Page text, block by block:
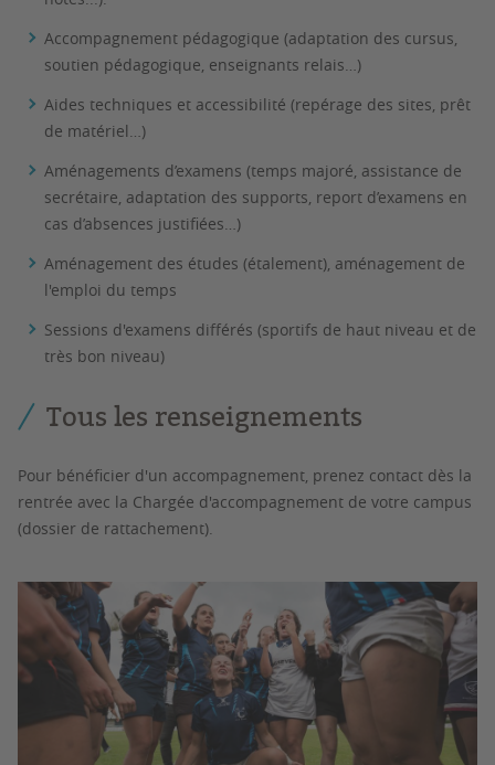
Accompagnement pédagogique (adaptation des cursus,
soutien pédagogique, enseignants relais…)
Aides techniques et accessibilité (repérage des sites, prêt
de matériel…)
Aménagements d’examens (temps majoré, assistance de
secrétaire, adaptation des supports, report d’examens en
cas d’absences justifiées…)
Aménagement des études (étalement), aménagement de
l'emploi du temps
Sessions d'examens différés (sportifs de haut niveau et de
très bon niveau)
Tous les renseignements
Pour bénéficier d'un accompagnement, prenez contact dès la
rentrée avec la Chargée d'accompagnement de votre campus
(dossier de rattachement).